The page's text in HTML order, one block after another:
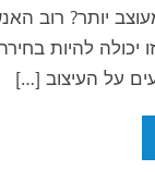
יותר? רוב
יכולה להיות
על העיצוב […]